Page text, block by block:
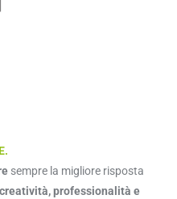
sempre la migliore risposta
creatività, professionalità e